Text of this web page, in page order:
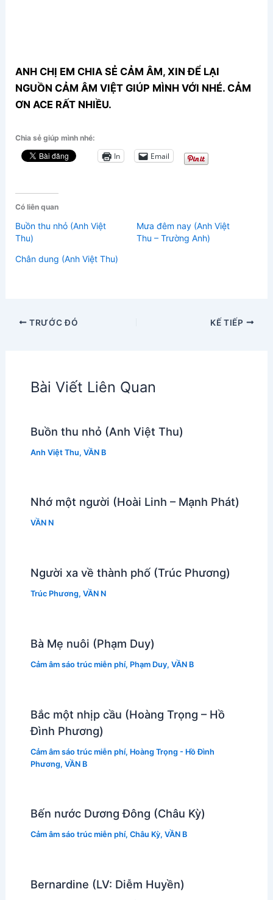
ANH CHỊ EM CHIA SẺ CẢM ÂM, XIN ĐỂ LẠI
NGUỒN CẢM ÂM VIỆT GIÚP MÌNH VỚI NHÉ. CẢM
ƠN ACE RẤT NHIỀU.
Chia sẻ giúp mình nhé:
In Email
Có liên quan
Buồn thu nhỏ (Anh Việt
Thu)
Mưa đêm nay (Anh Việt
Thu – Trường Anh)
Chân dung (Anh Việt Thu)
TRƯỚC ĐÓ KẾ TIẾP
Bài Viết Liên Quan
Buồn thu nhỏ (Anh Việt Thu)
Anh Việt Thu, VẦN B
Nhớ một người (Hoài Linh – Mạnh Phát)
VẦN N
Người xa về thành phố (Trúc Phương)
Trúc Phương, VẦN N
Bà Mẹ nuôi (Phạm Duy)
Cảm âm sáo trúc miễn phí, Phạm Duy, VẦN B
Bắc một nhịp cầu (Hoàng Trọng – Hồ
Đình Phương)
Cảm âm sáo trúc miễn phí, Hoàng Trọng - Hồ Đình
Phương, VẦN B
Bến nước Dương Đông (Châu Kỳ)
Cảm âm sáo trúc miễn phí, Châu Kỳ, VẦN B
Bernardine (LV: Diễm Huyền)